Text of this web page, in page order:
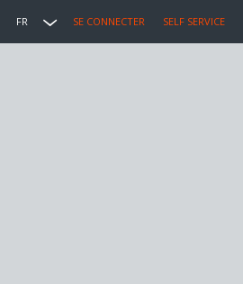
FR SE CONNECTER SELF SERVICE